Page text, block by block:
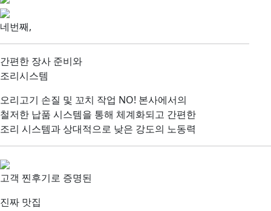
네번째,
간편한 장사 준비와
조리시스템
오리고기 손질 및 꼬치 작업 NO! 본사에서의
철저한 납품 시스템을 통해 체계화되고 간편한
조리 시스템과 상대적으로 낮은 강도의 노동력
고객 찐후기로 증명된
진짜 맛집